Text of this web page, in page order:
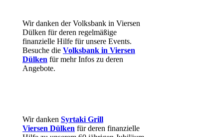
Wir danken der Volksbank in Viersen
Dülken für deren regelmäßige
finanzielle Hilfe für unsere Events.
Besuche die Volksbank in Viersen
Dülken für mehr Infos zu deren
Angebote.
Wir danken Syrtaki Grill
Viersen Dülken für deren finanzielle